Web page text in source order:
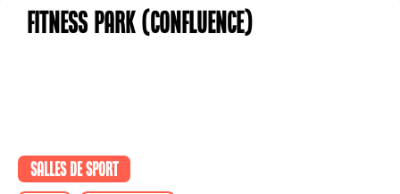
Fitness Park (Confluence)
Salles de sport